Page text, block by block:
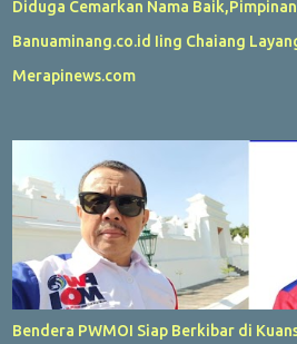
Diduga Cemarkan Nama
Banuaminang.co.id Iing Chaiang
Merapinews.com
Bendera PWMOI Siap Berkibar di